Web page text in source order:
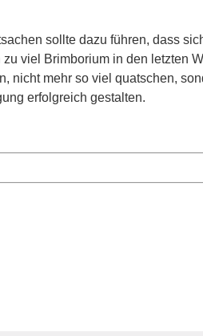
sollte dazu führen, dass
viel Brimborium in den letzten
nicht mehr so viel quatschen,
erfolgreich gestalten.